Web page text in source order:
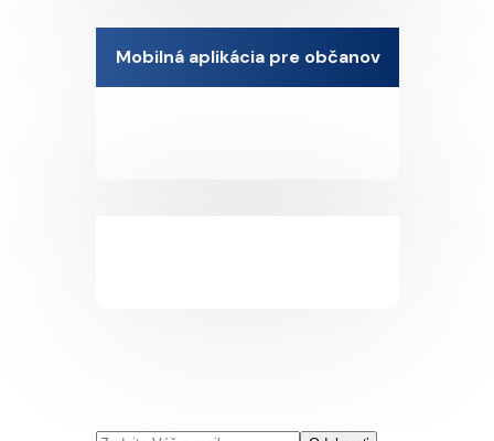
Mobilná aplikácia pre občanov